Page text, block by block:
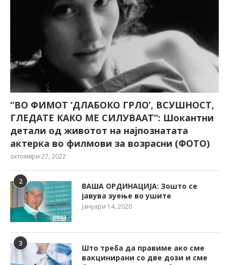
“ВО ФИМОТ ‘ДЛАБОКО ГРЛО’, ВСУШНОСТ,
ГЛЕДАТЕ КАКО МЕ СИЛУВААТ“: Шокантни
детали од животот на најпознатата
актерка во филмови за возрасни (ФОТО)
октомври 27, 2022
2
ВАША ОРДИНАЦИЈА: Зошто се
јавува зуење во ушите
јануари 14, 2020
3
Што треба да правиме ако сме
вакцинирани со две дози и сме